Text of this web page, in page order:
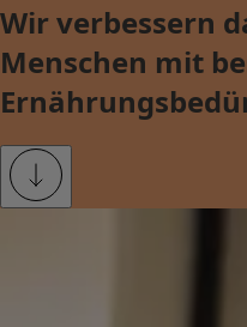
Wir verbessern
Menschen mit